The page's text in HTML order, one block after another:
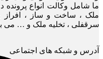
ما شامل وکالت انواع
ملک ، ساخت و ساز ، افراز
سرقفلی ، تخلیه ملک و … می
آدرس و شبکه های اجتماعی